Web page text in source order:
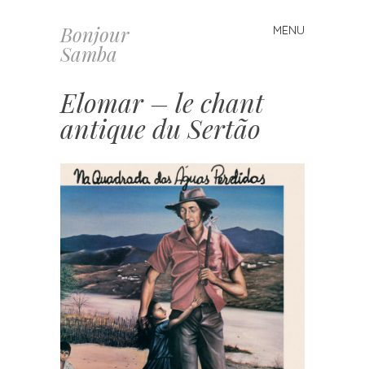
Bonjour
Samba
MENU
Skip
to
Elomar – le chant
antique du Sertão